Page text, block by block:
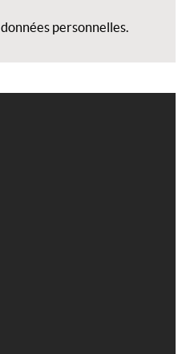
personnelles.